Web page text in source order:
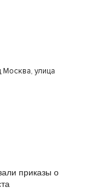
улица
приказы о